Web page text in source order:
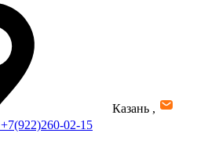
Казань ,
+7(922)260-02-15